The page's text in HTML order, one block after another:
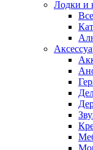
Лодки и